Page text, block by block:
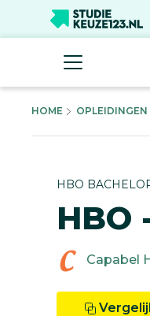
HOME OPLEIDINGEN
HBO
HBO
Capabel